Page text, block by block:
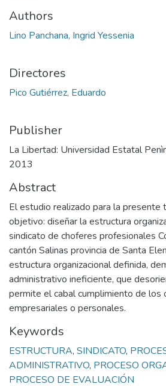
Authors
Lino Panchana, Ingrid Yessenia
Directores
Pico Gutiérrez, Eduardo
Publisher
La Libertad: Universidad Estatal
2013
Abstract
El estudio realizado para la presente
objetivo: diseñar la estructura
sindicato de choferes profesionales
cantón Salinas provincia de Santa
estructura organizacional definida,
administrativo ineficiente, que
permite el cabal cumplimiento de los
empresariales o personales.
Keywords
ESTRUCTURA, SINDICATO,
ADMINISTRATIVO, PROCESO
PROCESO DE EVALUACIÓN